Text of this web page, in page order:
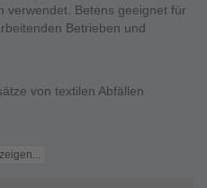
verwendet. Betens geeignet für
Betrieben und
von textilen Abfällen